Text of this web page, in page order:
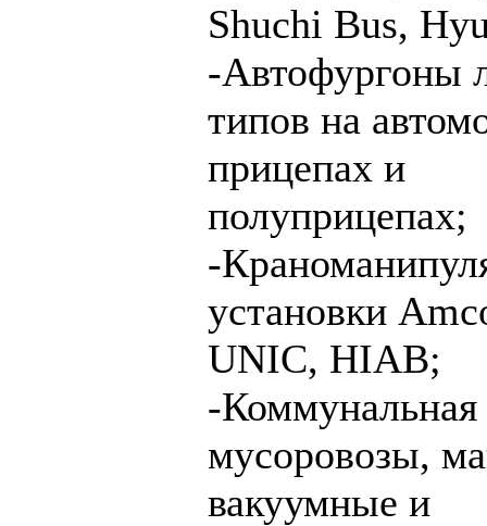
Shuchi Bus,
-Автофургоны
типов на
прицепах и
полуприцепах;
-
установки
UNIC, HIAB;
-Коммунальная
мусоровозы,
вакуумные и